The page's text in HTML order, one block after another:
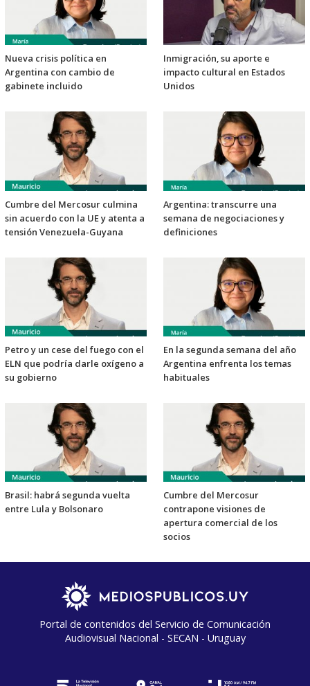
Nueva crisis política en
Argentina con cambio de
gabinete incluido
Inmigración, su aporte e
impacto cultural en Estados
Unidos
Cumbre del Mercosur culmina
sin acuerdo con la UE y atenta a
tensión Venezuela-Guyana
Argentina: transcurre una
semana de negociaciones y
definiciones
Petro y un cese del fuego con el
ELN que podría darle oxígeno a
su gobierno
En la segunda semana del año
Argentina enfrenta los temas
habituales
Brasil: habrá segunda vuelta
entre Lula y Bolsonaro
Cumbre del Mercosur
contrapone visiones de
apertura comercial de los
socios
Portal de contenidos del Servicio de Comunicación
Audiovisual Nacional - SECAN - Uruguay